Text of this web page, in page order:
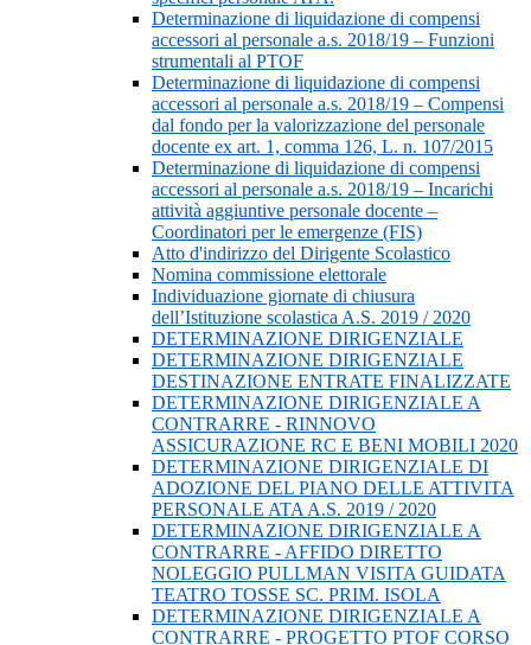
Determinazione di liquidazione di compensi
accessori al personale a.s. 2018/19 – Funzioni
strumentali al PTOF
Determinazione di liquidazione di compensi
accessori al personale a.s. 2018/19 – Compensi
dal fondo per la valorizzazione del personale
docente ex art. 1, comma 126, L. n. 107/2015
Determinazione di liquidazione di compensi
accessori al personale a.s. 2018/19 – Incarichi
attività aggiuntive personale docente –
Coordinatori per le emergenze (FIS)
Atto d'indirizzo del Dirigente Scolastico
Nomina commissione elettorale
Individuazione giornate di chiusura
dell’Istituzione scolastica A.S. 2019 / 2020
DETERMINAZIONE DIRIGENZIALE
DETERMINAZIONE DIRIGENZIALE
DESTINAZIONE ENTRATE FINALIZZATE
DETERMINAZIONE DIRIGENZIALE A
CONTRARRE - RINNOVO
ASSICURAZIONE RC E BENI MOBILI 2020
DETERMINAZIONE DIRIGENZIALE DI
ADOZIONE DEL PIANO DELLE ATTIVITA
PERSONALE ATA A.S. 2019 / 2020
DETERMINAZIONE DIRIGENZIALE A
CONTRARRE - AFFIDO DIRETTO
NOLEGGIO PULLMAN VISITA GUIDATA
TEATRO TOSSE SC. PRIM. ISOLA
DETERMINAZIONE DIRIGENZIALE A
CONTRARRE - PROGETTO PTOF CORSO